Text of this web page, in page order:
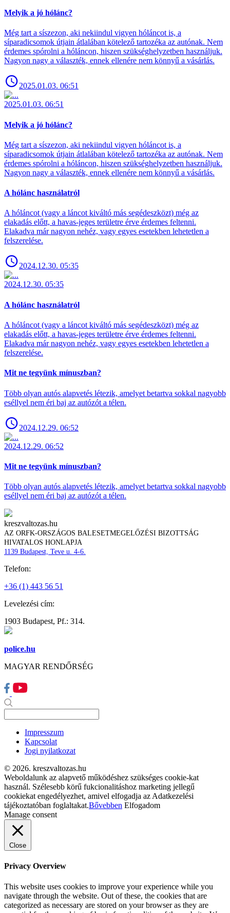
Melyik a jó hólánc?
Még tart a síszezon, aki nekiindul vigyen hóláncot is, a
síparadicsomok útjain átlalában kötelező tartozéka az autónak. Nem
érdemes spórolni a hóláncon, hiszen szükséghelyzetben használjuk.
Nagyon nagy a választék, ennek ellenére nem könnyű a vásárlás.
2025.01.03. 06:51
2025.01.03. 06:51
Melyik a jó hólánc?
Még tart a síszezon, aki nekiindul vigyen hóláncot is, a
síparadicsomok útjain átlalában kötelező tartozéka az autónak. Nem
érdemes spórolni a hóláncon, hiszen szükséghelyzetben használjuk.
Nagyon nagy a választék, ennek ellenére nem könnyű a vásárlás.
A hólánc használatról
A hóláncot (vagy a láncot kiváltó más segédeszközt) még az
elakadás előtt, a havas-jeges területre érve érdemes feltenni.
Elakadva már nagyon nehéz, vagy egyes esetekben lehetetlen a
felszerelése.
2024.12.30. 05:35
2024.12.30. 05:35
A hólánc használatról
A hóláncot (vagy a láncot kiváltó más segédeszközt) még az
elakadás előtt, a havas-jeges területre érve érdemes feltenni.
Elakadva már nagyon nehéz, vagy egyes esetekben lehetetlen a
felszerelése.
Mit ne tegyünk mínuszban?
Több olyan autós alapvetés létezik, amelyet betartva sokkal nagyobb
eséllyel nem éri baj az autózót a télen.
2024.12.29. 06:52
2024.12.29. 06:52
Mit ne tegyünk mínuszban?
Több olyan autós alapvetés létezik, amelyet betartva sokkal nagyobb
eséllyel nem éri baj az autózót a télen.
kreszvaltozas.hu
AZ ORFK-ORSZÁGOS BALESETMEGELŐZÉSI BIZOTTSÁG
HIVATALOS HONLAPJA
1139 Budapest, Teve u. 4-6.
Telefon:
+36 (1) 443 56 51
Levelezési cím:
1903 Budapest, Pf.: 314.
police.hu
MAGYAR RENDŐRSÉG
Impresszum
Kapcsolat
Jogi nyilatkozat
© 2026. kreszvaltozas.hu
Weboldalunk az alapvető működéshez szükséges cookie-kat
használ. Szélesebb körű fukcionalitáshoz marketing jellegű
cookiekat engedélyezhet, amivel elfogadja az Adatkezelési
tájékoztatóban foglaltakat.Bővebben Elfogadom
Manage consent
Close
Privacy Overview
This website uses cookies to improve your experience while you
navigate through the website. Out of these, the cookies that are
categorized as necessary are stored on your browser as they are